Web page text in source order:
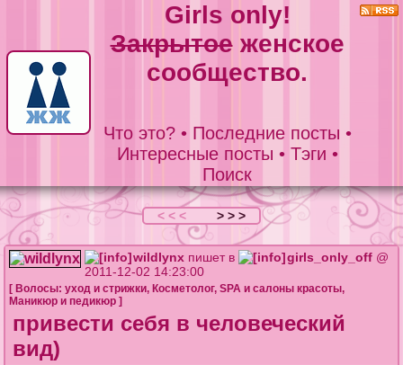
Girls only!
Закрытоеженское
сообщество.
Что это?• Последние посты •
Интересные посты • Тэги •
Поиск
< < < > > >
wildlynx пишет в girls_only_off @
2011-12-02 14:23:00
[ Волосы: уход и стрижки, Косметолог,SPA и салоны красоты,
Маникюр и педикюр ]
привести себя в человеческий
вид)